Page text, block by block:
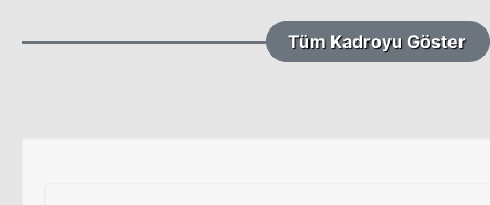
Tüm Kadroyu Göster